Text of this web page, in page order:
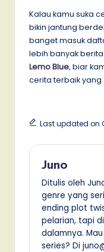
Kalau kamu suka
bikin jantung
banget masuk
lebih banyak
Lemo Blue, biar
cerita terbaik
Last updated on
Juno
Ditulis oleh
genre yang
ending plot
pelarian, tapi
dalamnya.
series? Di